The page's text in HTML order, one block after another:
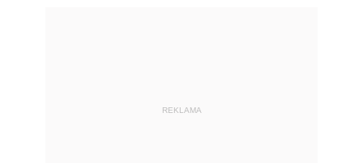
REKLAMA